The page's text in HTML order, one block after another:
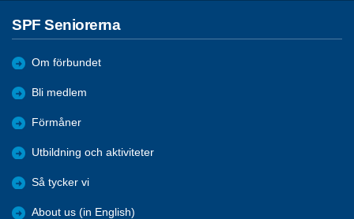
SPF Seniorerna
Om förbundet
Bli medlem
Förmåner
Utbildning och aktiviteter
Så tycker vi
About us (in English)